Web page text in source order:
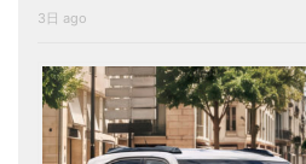
3日 ago